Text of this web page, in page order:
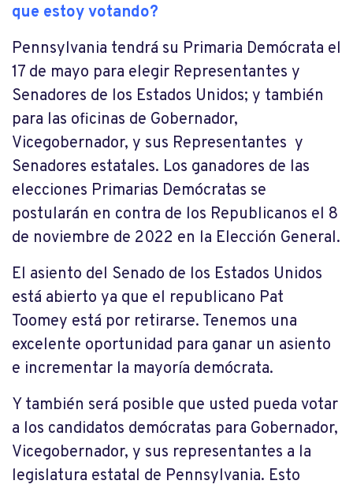
que estoy votando?
Pennsylvania tendrá su Primaria Demócrata el
17 de mayo para elegir Representantes y
Senadores de los Estados Unidos; y también
para las oficinas de Gobernador,
Vicegobernador, y sus Representantes y
Senadores estatales. Los ganadores de las
elecciones Primarias Demócratas se
postularán en contra de los Republicanos el 8
de noviembre de 2022 en la Elección General.
El asiento del Senado de los Estados Unidos
está abierto ya que el republicano Pat
Toomey está por retirarse. Tenemos una
excelente oportunidad para ganar un asiento
e incrementar la mayoría demócrata.
Y también será posible que usted pueda votar
a los candidatos demócratas para Gobernador,
Vicegobernador, y sus representantes a la
legislatura estatal de Pennsylvania. Esto